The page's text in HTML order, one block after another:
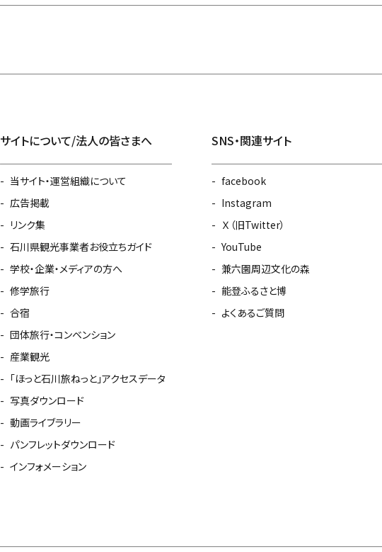
サイトについて/法人の皆さまへ
当サイト・運営組織について
広告掲載
リンク集
石川県観光事業者お役立ちガイド
学校・企業・メディアの方へ
修学旅行
合宿
団体旅行・コンベンション
産業観光
「ほっと石川旅ねっと」アクセスデータ
写真ダウンロード
動画ライブラリー
パンフレットダウンロード
インフォメーション
SNS・関連サイト
facebook
Instagram
Ｘ（旧Twitter）
YouTube
兼六園周辺文化の森
能登ふるさと博
よくあるご質問